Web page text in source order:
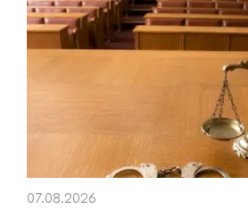
07.08.2026